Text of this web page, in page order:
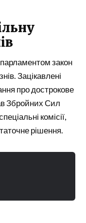
закон
Зацікавлені
про дострокове
Збройних Сил
комісії,
рішення.